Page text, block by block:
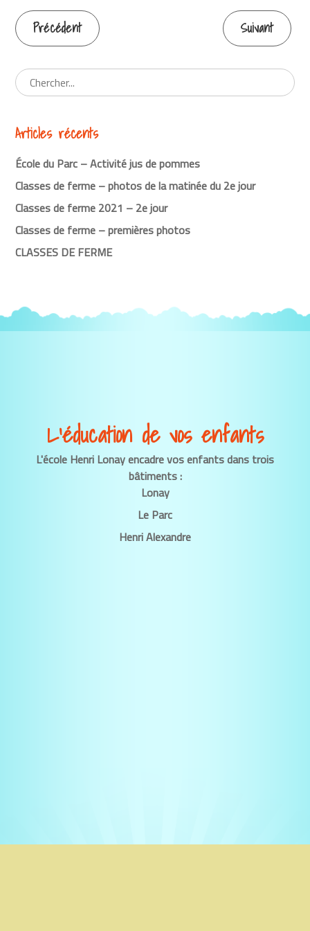
Continuer
la
lecture
Précédent Suivant
Articles récents
École du Parc – Activité jus de pommes
Classes de ferme – photos de la matinée du 2e jour
Classes de ferme 2021 – 2e jour
Classes de ferme – premières photos
CLASSES DE FERME
L’éducation de vos enfants
L'école Henri Lonay encadre vos enfants dans trois
bâtiments :
Lonay
Le Parc
Henri Alexandre